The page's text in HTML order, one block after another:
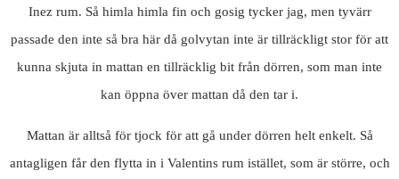
Inez rum. Så himla himla fin och gosig tycker jag, men tyvärr
passade den inte så bra här då golvytan inte är tillräckligt stor för att
kunna skjuta in mattan en tillräcklig bit från dörren, som man inte
kan öppna över mattan då den tar i.
Mattan är alltså för tjock för att gå under dörren helt enkelt. Så
antagligen får den flytta in i Valentins rum istället, som är större, och